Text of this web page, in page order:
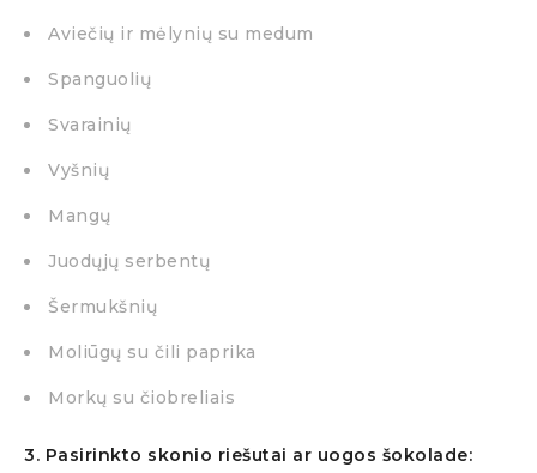
Aviečių ir mėlynių su medum
Spanguolių
Svarainių
Vyšnių
Mangų
Juodųjų serbentų
Šermukšnių
Moliūgų su čili paprika
Morkų su čiobreliais
3. Pasirinkto skonio riešutai ar uogos šokolade: